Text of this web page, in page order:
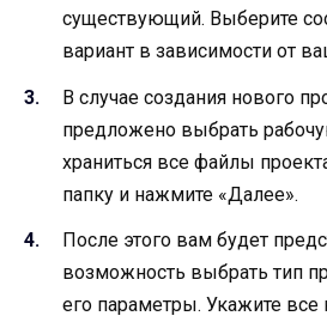
существующий. Выберите
вариант в зависимости от
В случае создания нового
предложено выбрать
храниться все файлы
папку и нажмите «Далее».
После этого вам будет
возможность выбрать тип
его параметры. Укажите